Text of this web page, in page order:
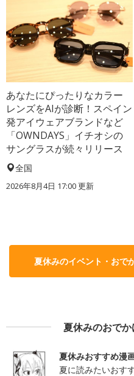
あなたにぴったりなカラー
レンズをAIが診断！スペイン
発アイウェアブランドなど
「OWNDAYS」イチオシの
サングラスが続々リリース
全国
2026年8月4日 17:00更新
夏休みのイベント・おで
夏休みのおで
夏休みおすすめ漫
夏に読みたいおす